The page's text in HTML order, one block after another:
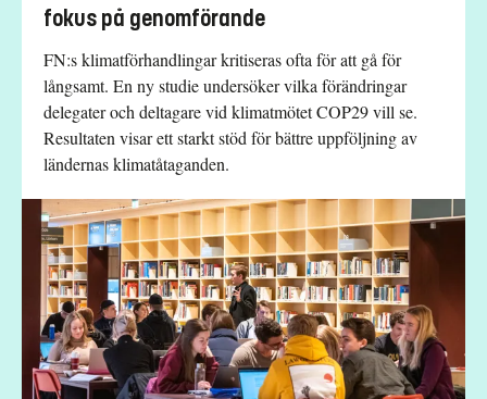
fokus på genomförande
FN:s klimatförhandlingar kritiseras ofta för att gå för
långsamt. En ny studie undersöker vilka förändringar
delegater och deltagare vid klimatmötet COP29 vill se.
Resultaten visar ett starkt stöd för bättre uppföljning av
ländernas klimatåtaganden.